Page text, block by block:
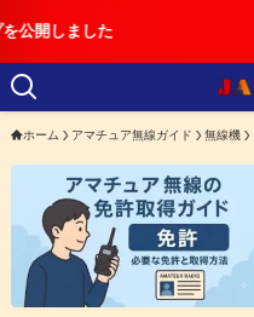
ホーム アマチュア無線ガイド 無線機